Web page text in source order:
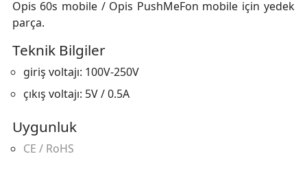
Opis 60s mobile/ Opis PushMeFon mobile için yedek
parça.
Teknik Bilgiler
giriş voltajı: 100V-250V
çıkış voltajı: 5V/0.5A
Uygunluk
CE / RoHS